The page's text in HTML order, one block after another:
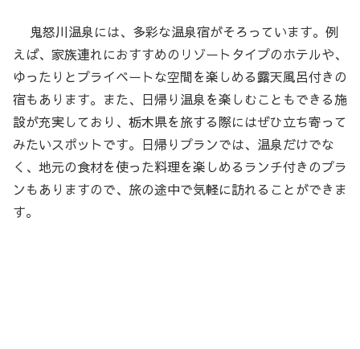
鬼怒川温泉には、多彩な温泉宿がそろっています。例
えば、家族連れにおすすめのリゾートタイプのホテルや、
ゆったりとプライベートな空間を楽しめる露天風呂付きの
宿もあります。また、日帰り温泉を楽しむこともできる施
設が充実しており、栃木県を旅する際にはぜひ立ち寄って
みたいスポットです。日帰りプランでは、温泉だけでな
く、地元の食材を使った料理を楽しめるランチ付きのプラ
ンもありますので、旅の途中で気軽に訪れることができま
す。